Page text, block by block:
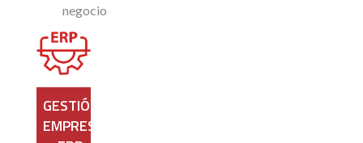
negocio
GESTIÓN
EMPRESARIAL